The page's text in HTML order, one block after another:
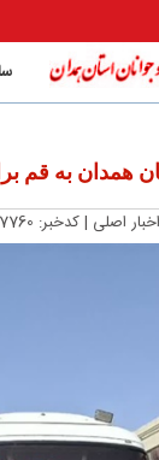
همدان به قم
اخبار اصلی | کدخبر: 17760